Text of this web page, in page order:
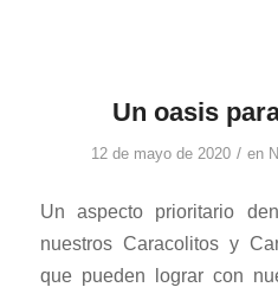
Un oasis
12 de mayo de 2020 / en
Un aspecto prioritario
nuestros Caracolitos y
que pueden lograr con